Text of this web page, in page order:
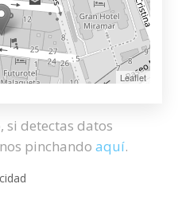
Leaflet
si detectas datos
pinchando aquí.